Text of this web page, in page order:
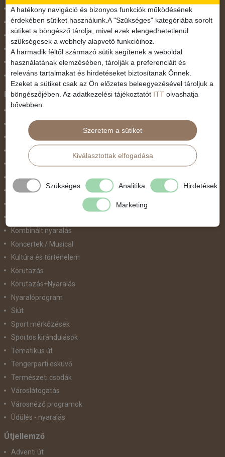
November 1.
Október 23.
Pünkösdi utazás
Szilveszter
Tavaszi szünet
Valentin nap
Programtípus
Belépőjegy
Egyéni út
Egzotikus út
Fesztiválok
Golfút
Gyalogtúra
Kombinált nyaralás
Koncertek / Musical
Kultúra és történelem
Körutazás
Körutazás+Nyaralás
Nyaralóprogram
Síút
Sport mérkőzések
Sportos kirándulások
Tematikus út
Tengerparti esküvő
Természeti csodák
Városlátogatás
Városnéző programok
Üdülés - nyaralás
Útjellemző
Adventi út
A hatékony navigáció és bizonyos funkciók működésének
érdekében sütiket használunk.A "Szükséges" kategóriába sorolt
sütiket a böngésző tárolja, mivel ezek elengedhetetlenül
szükségesek a webhely alapvető funkcióihoz.
A harmadik féltől származó sütik segítenek a weboldal
használatának elemzésében, tárolják a preferenciáit és
releváns tartalmakat és hirdetéseket biztosítanak Önnek.
Ezeket a sütiket csak az Ön előzetes beleegyezésével tároljuk a
böngészőjében. Az adatkezelési tájékoztatót ITT olvashatja
bővebben.
Szeretem a sütiket
Kiválasztottak elfogadása
Szükséges Analitika Hirdetések
Marketing